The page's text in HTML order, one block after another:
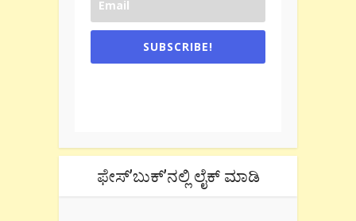
SUBSCRIBE!
ಫೇಸ್’ಬುಕ್’ನಲ್ಲಿ ಲೈಕ್ ಮಾಡಿ